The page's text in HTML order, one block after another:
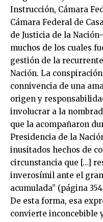
Instrucción, Cámara
Cámara Federal de
de Justicia de la
muchos de los cuales
gestión de la
Nación. La
connivencia de una
origen y
involucrar a la
que la acompañaron
Presidencia de la
inusitados hechos de
circunstancia que […]
inverosímil ante el
acumulada” (página
De esta forma, esa
convierte inconcebible